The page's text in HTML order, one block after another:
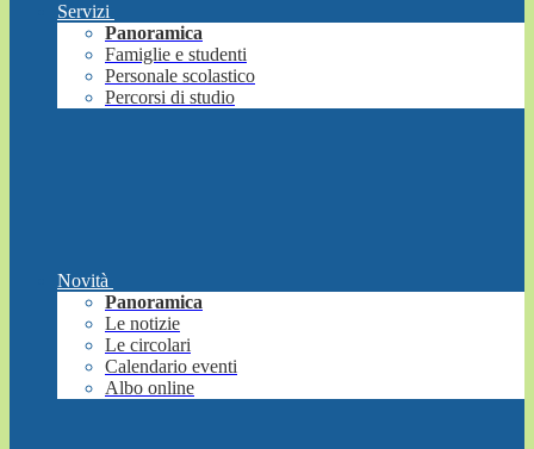
Servizi
Panoramica
Famiglie e studenti
Personale scolastico
Percorsi di studio
Novità
Panoramica
Le notizie
Le circolari
Calendario eventi
Albo online